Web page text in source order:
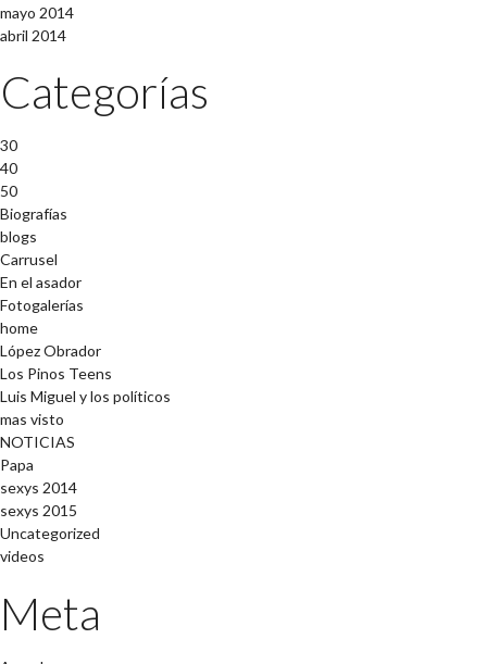
mayo 2014
abril 2014
Categorías
30
40
50
Biografías
blogs
Carrusel
En el asador
Fotogalerías
home
López Obrador
Los Pinos Teens
Luis Miguel y los políticos
mas visto
NOTICIAS
Papa
sexys 2014
sexys 2015
Uncategorized
videos
Meta